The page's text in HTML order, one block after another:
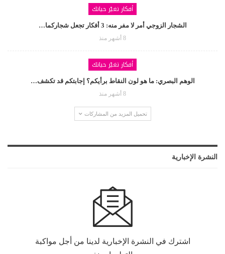
أفكار تغيّر حياتك
الشجار الزوجي أمر لا مفر منه: 3 أفكار تجعل شجاركما…
8 أشهر منذ
أفكار تغيّر حياتك
الوهم البصري: ما هو لون النقاط برأيكم؟ إجابتكم قد تكشف…
8 أشهر منذ
تحميل المزيد من المشاركات
النشرة الإخبارية
اشترك في النشرة الإخبارية لدينا من أجل مواكبة